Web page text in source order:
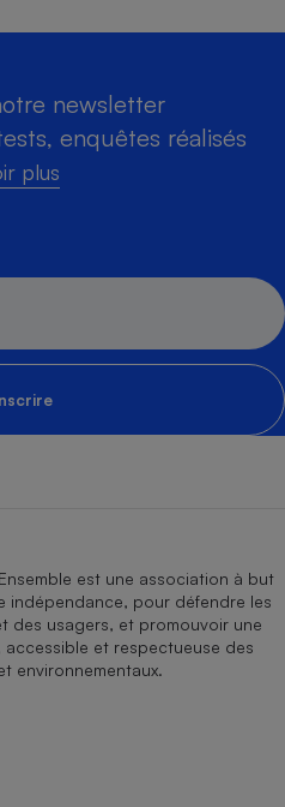
newsletter
enquêtes réalisés
plus
est une association à but
indépendance, pour défendre les
des usagers, et promouvoir une
et respectueuse des
environnementaux.